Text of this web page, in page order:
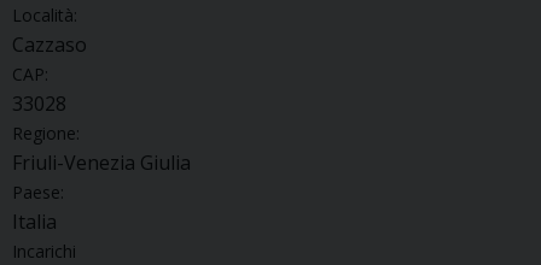
Località:
Cazzaso
CAP:
33028
Regione:
Friuli-Venezia Giulia
Paese:
Italia
Incarichi